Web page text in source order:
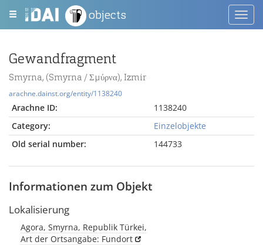
objects
Gewandfragment
Smyrna, (Smyrna / Σμύρνα), Izmir
arachne.dainst.org/entity/1138240
Arachne ID:
1138240
Category:
Einzelobjekte
Old serial number:
144733
Informationen zum Objekt
Lokalisierung
Agora, Smyrna, Republik Türkei,
Art der Ortsangabe: Fundort